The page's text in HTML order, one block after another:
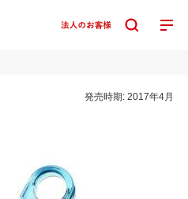
発売時期:2017年4月